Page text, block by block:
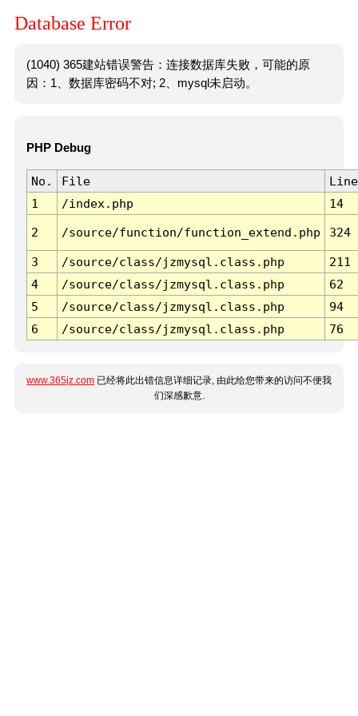
Database Error
(1040) 365建站错误警告：连接数据库失败，可能的原
因：1、数据库密码不对; 2、mysql未启动。
PHP Debug
No. File
Line
1
/index.php 14
2 /source/function/function_extend.php 324
3 /source/class/jzmysql.class.php
211
4
/source/class/jzmysql.class.php
62
5
/source/class/jzmysql.class.php
94
6
/source/class/jzmysql.class.php 76
www.365jz.com 已经将此出错信息详细记录, 由此给您带来的访问不便我
们深感歉意.